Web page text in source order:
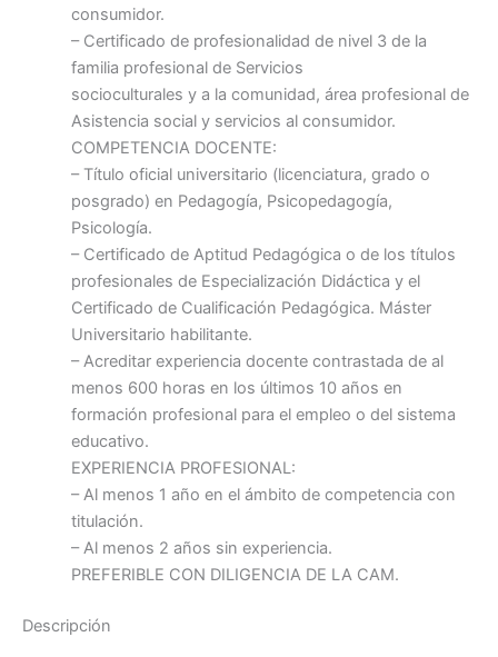
consumidor.
– Certificado de profesionalidad de nivel 3 de la
familia profesional de Servicios
socioculturales y a la comunidad, área profesional de
Asistencia social y servicios al consumidor.
COMPETENCIA DOCENTE:
– Título oficial universitario (licenciatura, grado o
posgrado) en Pedagogía, Psicopedagogía,
Psicología.
– Certificado de Aptitud Pedagógica o de los títulos
profesionales de Especialización Didáctica y el
Certificado de Cualificación Pedagógica. Máster
Universitario habilitante.
– Acreditar experiencia docente contrastada de al
menos 600 horas en los últimos 10 años en
formación profesional para el empleo o del sistema
educativo.
EXPERIENCIA PROFESIONAL:
– Al menos 1 año en el ámbito de competencia con
titulación.
– Al menos 2 años sin experiencia.
PREFERIBLE CON DILIGENCIA DE LA CAM.
Descripción